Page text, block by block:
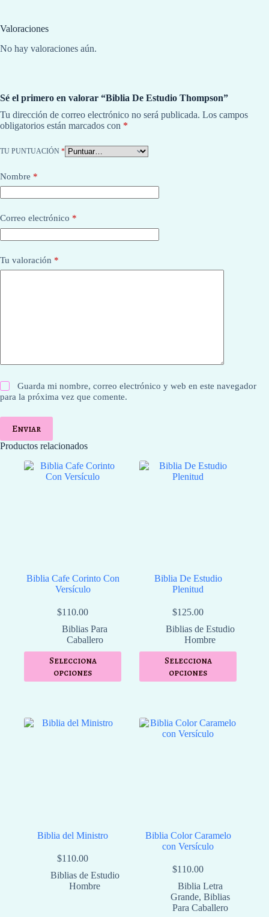
Valoraciones
No hay valoraciones aún.
Sé el primero en valorar “Biblia De Estudio Thompson”
Tu dirección de correo electrónico no será publicada. Los campos
obligatorios están marcados con *
TU PUNTUACIÓN *
Nombre *
Correo electrónico *
Tu valoración *
Guarda mi nombre, correo electrónico y web en este navegador
para la próxima vez que comente.
Enviar
Productos relacionados
Biblia Cafe Corinto Con
Versículo
$110.00
Biblias Para
Caballero
Selecciona
opciones
Biblia De Estudio
Plenitud
$125.00
⁠Biblias de Estudio
Hombre
Selecciona
opciones
Biblia del Ministro
$110.00
⁠Biblias de Estudio
Hombre
Biblia Color Caramelo
con Versículo
$110.00
Biblia Letra
Grande, Biblias
Para Caballero